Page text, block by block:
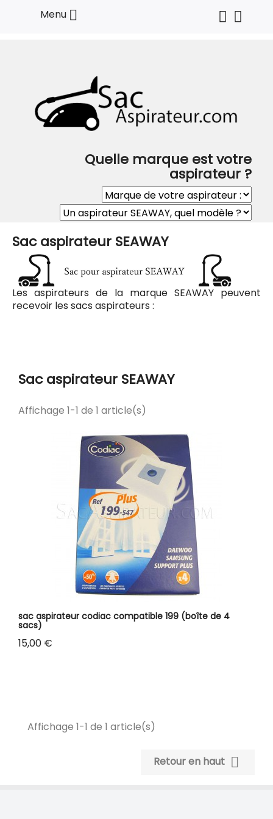
Menu 
Quelle marque est votre
aspirateur ?
Sac aspirateur SEAWAY
Les aspirateurs de la marque SEAWAY peuvent
recevoir les sacs aspirateurs :
Sac aspirateur SEAWAY
Affichage 1-1 de 1 article(s)
sac aspirateur codiac compatible 199 (boîte de 4
sacs)
Prix
15,00 €
Affichage 1-1 de 1 article(s)
Retour en haut 